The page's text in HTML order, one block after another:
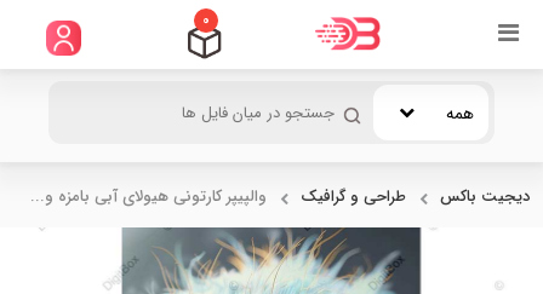
0
همه
دیجیت باکس طراحی و گرافیک والپیپر کارتونی هیولای آبی بامزه و...